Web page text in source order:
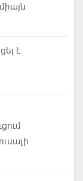
է